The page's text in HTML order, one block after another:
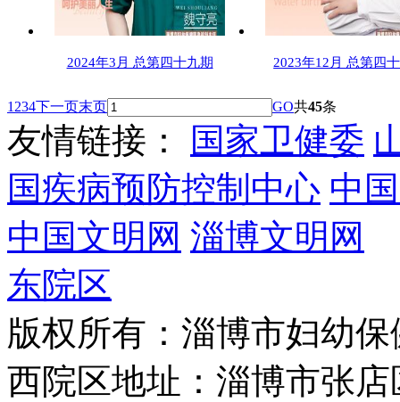
2024年3月 总第四十九期 2023年12月 总第四
1 234下一页末页 GO共45条
友情链接： 国家卫健委
国疾病预防控制中心 中
中国文明网 淄博文明网
东院区
版权所有：淄博市妇幼
西院区地址：淄博市张